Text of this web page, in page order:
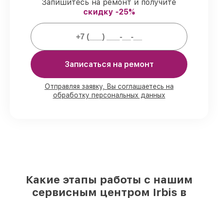
обязательств.
Гарантии сервиса на починку
источников бесперебойного питания:
80%работ выполняем в присутствии
владельца
90%деталей готовы к установке,
Какую ответственность мы берем на
себя перед клиентами:
Запишитесь на ремонт и получите
скидку -25%
Записаться на ремонт
Отправляя заявку, Вы соглашаетесь на
обработку персональных данных
Какие этапы работы с нашим
сервисным центром Irbis в